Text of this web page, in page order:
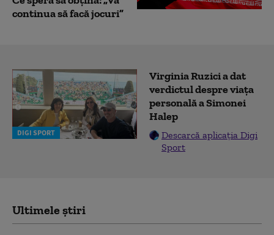
continua să facă jocuri”
DIGI SPORT
Virginia Ruzici a dat
verdictul despre viața
personală a Simonei
Halep
Descarcă aplicația Digi
Sport
Ultimele știri